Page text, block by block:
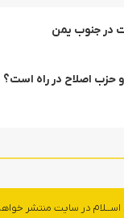
در جنوب یمن
حزب اصلاح در راه است؟
در سایت منتشر